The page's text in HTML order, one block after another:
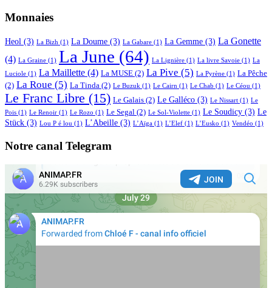
Monnaies
Heol (3) La Bizh (1) La Doume (3) La Gabare (1) La Gemme (3) La Gonette
(4) La Graine (1) La June (64) La Lignière (1) La livre Savoie (1) La
Luciole (1) La Maillette (4) La MUSE (2) La Pive (5) La Pyrène (1) La Pêche
(2) La Roue (5) La Tinda (2) Le Buzuk (1) Le Cairn (1) Le Chab (1) Le Céou (1)
Le Franc Libre (15) Le Galais (2) Le Galléco (3) Le Nissart (1) Le
Pois (1) Le Renoir (1) Le Rozo (1) Le Segal (2) Le Sol-Violette (1) Le Soudicy (3) Le
Stück (3) Lou P é lou (1) L’Abeille (3) L’Aïga (1) L’Elef (1) L’Eusko (1) Vendéo (1)
Notre canal Telegram